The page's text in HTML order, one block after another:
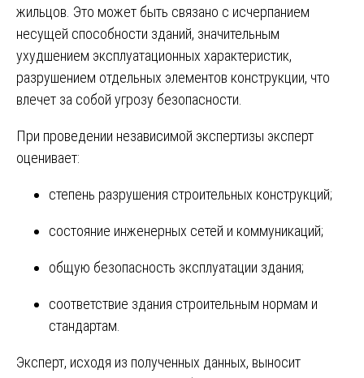
жильцов. Это может быть связано с исчерпанием
несущей способности зданий, значительным
ухудшением эксплуатационных характеристик,
разрушением отдельных элементов конструкции, что
влечет за собой угрозу безопасности.
При проведении независимой экспертизы эксперт
оценивает:
степень разрушения строительных конструкций;
состояние инженерных сетей и коммуникаций;
общую безопасность эксплуатации здания;
соответствие здания строительным нормам и
стандартам.
Эксперт, исходя из полученных данных, выносит